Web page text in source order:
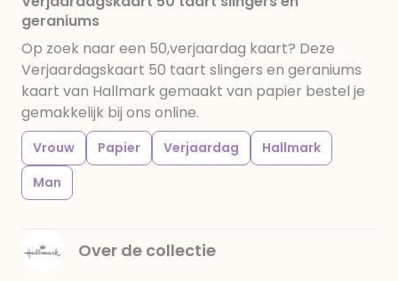
geraniums
Op zoek naar een 50,verjaardag kaart? Deze
Verjaardagskaart 50 taart slingers en geraniums
kaart van Hallmark gemaakt van papier bestel je
gemakkelijk bij ons online.
Vrouw Papier Verjaardag
Hallmark
Man
Over de collectie